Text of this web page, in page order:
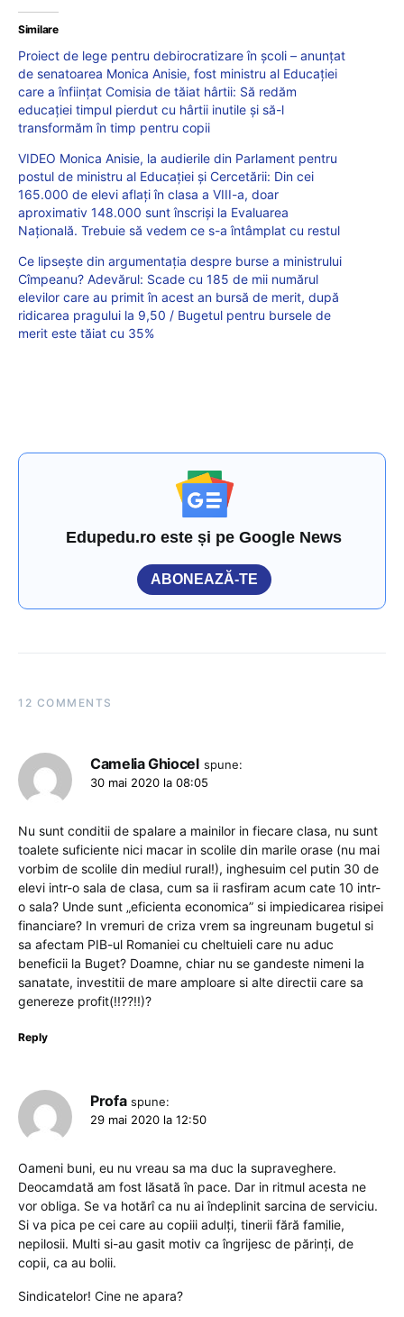
Similare
Proiect de lege pentru debirocratizare în școli – anunțat
de senatoarea Monica Anisie, fost ministru al Educației
care a înființat Comisia de tăiat hârtii: Să redăm
educației timpul pierdut cu hârtii inutile și să-l
transformăm în timp pentru copii
VIDEO Monica Anisie, la audierile din Parlament pentru
postul de ministru al Educației și Cercetării: Din cei
165.000 de elevi aflați în clasa a VIII-a, doar
aproximativ 148.000 sunt înscriși la Evaluarea
Națională. Trebuie să vedem ce s-a întâmplat cu restul
Ce lipsește din argumentația despre burse a ministrului
Cîmpeanu? Adevărul: Scade cu 185 de mii numărul
elevilor care au primit în acest an bursă de merit, după
ridicarea pragului la 9,50 / Bugetul pentru bursele de
merit este tăiat cu 35%
Edupedu.ro este și pe Google News
ABONEAZĂ-TE
12 COMMENTS
Camelia Ghiocel spune:
30 mai 2020 la 08:05
Nu sunt conditii de spalare a mainilor in fiecare clasa, nu sunt
toalete suficiente nici macar in scolile din marile orase (nu mai
vorbim de scolile din mediul rural!), inghesuim cel putin 30 de
elevi intr-o sala de clasa, cum sa ii rasfiram acum cate 10 intr-
o sala? Unde sunt „eficienta economica” si impiedicarea risipei
financiare? In vremuri de criza vrem sa ingreunam bugetul si
sa afectam PIB-ul Romaniei cu cheltuieli care nu aduc
beneficii la Buget? Doamne, chiar nu se gandeste nimeni la
sanatate, investitii de mare amploare si alte directii care sa
genereze profit(!!??!!)?
Reply
Profa spune:
29 mai 2020 la 12:50
Oameni buni, eu nu vreau sa ma duc la supraveghere.
Deocamdată am fost lăsată în pace. Dar in ritmul acesta ne
vor obliga. Se va hotărî ca nu ai îndeplinit sarcina de serviciu.
Si va pica pe cei care au copiii adulți, tinerii fără familie,
nepilosii. Multi si-au gasit motiv ca îngrijesc de părinți, de
copii, ca au bolii.
Sindicatelor! Cine ne apara?